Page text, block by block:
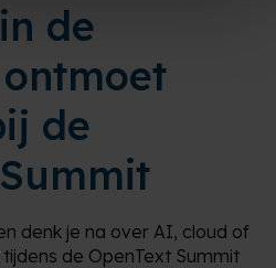
de
de
denk je na over AI, cloud of
de OpenText Summit